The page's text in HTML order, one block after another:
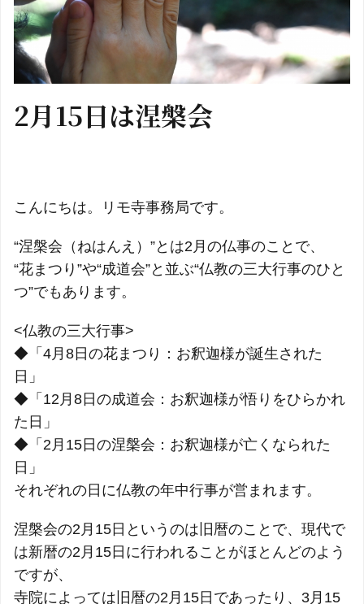
2月15日は涅槃会
こんにちは。リモ寺事務局です。
“涅槃会（ねはんえ）”とは2月の仏事のことで、
“花まつり”や“成道会”と並ぶ“仏教の三大行事のひと
つ”でもあります。
<仏教の三大行事>
◆「4月8日の花まつり：お釈迦様が誕生された
日」
◆「12月8日の成道会：お釈迦様が悟りをひらかれ
た日」
◆「2月15日の涅槃会：お釈迦様が亡くなられた
日」
それぞれの日に仏教の年中行事が営まれます。
涅槃会の2月15日というのは旧暦のことで、現代で
は新暦の2月15日に行われることがほとんどのよう
ですが、
寺院によっては旧暦の2月15日であったり、3月15